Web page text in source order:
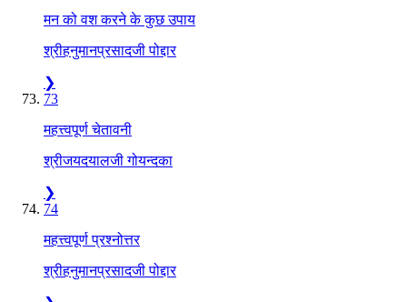
मन को वश करने के कुछ उपाय
श्रीहनुमानप्रसादजी पोद्दार
❯
73
महत्त्वपूर्ण चेतावनी
श्रीजयदयालजी गोयन्दका
❯
74
महत्त्वपूर्ण प्रश्नोत्तर
श्रीहनुमानप्रसादजी पोद्दार